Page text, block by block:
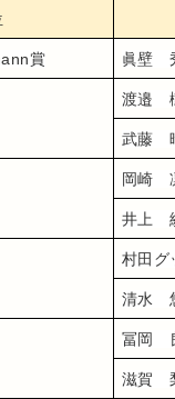
賞 眞壁　
渡邉　
武藤　
岡崎　
井上　
村田グ
清水　
冨岡　
滋賀　